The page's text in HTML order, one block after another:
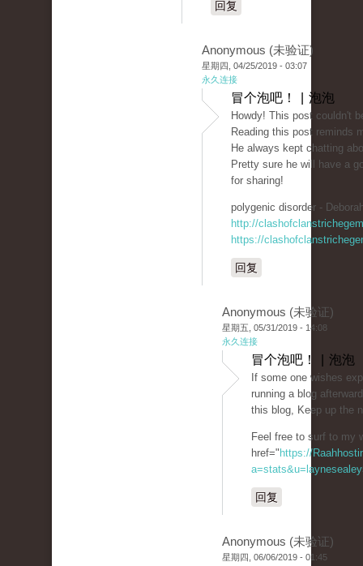
回复
Anonymous (未验证)
星期四, 04/25/2019 - 03:07
永久连接
冒个泡吧！ | 泡泡
Howdy! This post couldn't
Reading this post reminds
He always kept chatting
Pretty sure he will have a
for sharing!
polygenic disorder -
http://
https://
回复
Anonymous (未验证)
星期五, 05/31/2019 - 14:08
永久连接
冒个泡吧！ | 泡泡
If some one wishes
running a blog
this blog, Keep up the
Feel free to surf to my
href=" https://
回复
Anonymous (未验证)
星期四, 06/06/2019 - 01:45